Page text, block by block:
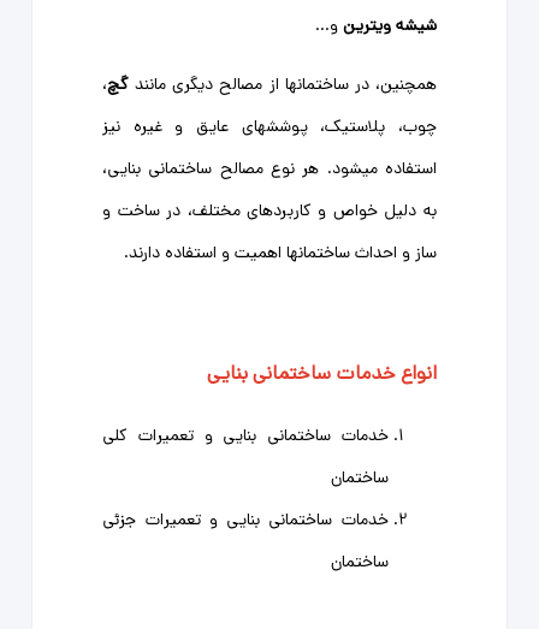
شیشه ویترینو...
همچنین، در ساختمانها از مصالح دیگری مانند گچ،
چوب، پلاستیک، پوششهای عایق و غیره نیز
استفاده میشود. هر نوع مصالح ساختمانی بنایی،
به دلیل خواص و کاربردهای مختلف، در ساخت و
ساز و احداث ساختمانها اهمیت و استفاده دارند.
انواع خدمات ساختمانی بنایی
خدمات ساختمانی بنایی و تعمیرات کلی
ساختمان
خدمات ساختمانی بنایی و تعمیرات جزئی
ساختمان